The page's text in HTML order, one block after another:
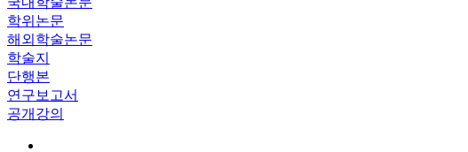
학위논문
해외학술논문
학술지
단행본
연구보고서
공개강의